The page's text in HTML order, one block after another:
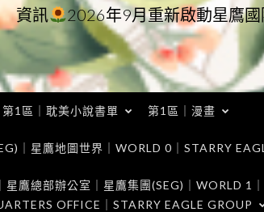
資訊
2026年9月重新啟動星鷹
第1區｜耽美小說書單 第1區｜漫畫
｜星鷹地圖世界｜WORLD 0｜STARRY
星鷹總部辦公室｜星鷹集團(SEG)｜WORLD 1
OFFICE｜STARRY EAGLE GROUP